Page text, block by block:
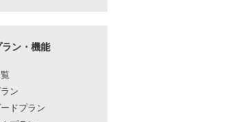
ラン・機能
ン
ドプラン